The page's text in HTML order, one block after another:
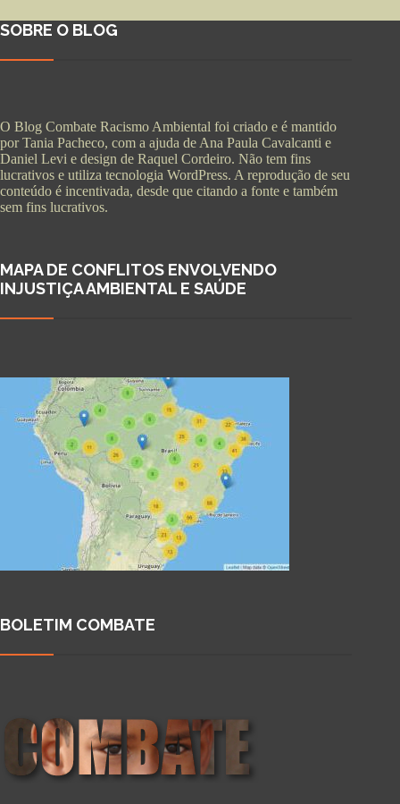
SOBRE O BLOG
O Blog Combate Racismo Ambiental foi criado e é mantido
por Tania Pacheco, com a ajuda de Ana Paula Cavalcanti e
Daniel Levi e design de Raquel Cordeiro. Não tem fins
lucrativos e utiliza tecnologia WordPress. A reprodução de seu
conteúdo é incentivada, desde que citando a fonte e também
sem fins lucrativos.
MAPA DE CONFLITOS ENVOLVENDO
INJUSTIÇA AMBIENTAL E SAÚDE
BOLETIM COMBATE